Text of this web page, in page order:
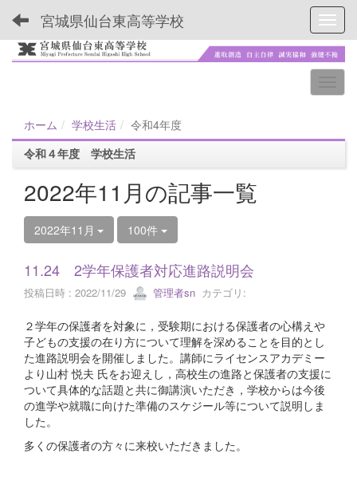
宮城県仙台東高等学校
ホーム 学校生活
令和4年度
令和４年度 学校生活
2022年11月の記事一覧
2022年11月 100件
11.24 2学年保護者対応進路説明会
投稿日時 : 2022/11/29 管理者sn カテゴリ:
２学年の保護者を対象に，受験期における保護者の心構えや
子どもの支援の在り方について理解を深めることを目的とし
た進路説明会を開催しました。講師にライセンスアカデミー
より山村 悦夫 氏をお迎えし，高校生の進路と保護者の支援に
ついて具体的な話題と共に御講演いただき，学校からは今後
の進学や就職に向けた準備のスケジール等について説明しま
した。
多くの保護者の方々に来校いただきました。